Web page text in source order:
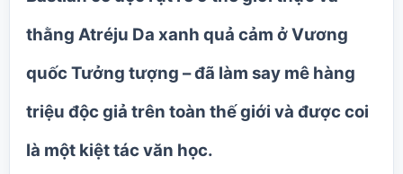
thằng Atréju Da xanh quả cảm ở Vương
quốc Tưởng tượng – đã làm say mê hàng
triệu độc giả trên toàn thế giới và được coi
là một kiệt tác văn học.